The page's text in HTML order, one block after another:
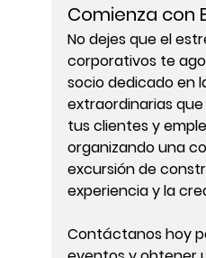
Comienza con
No dejes que el
corporativos te
socio dedicado en
extraordinarias
tus clientes y
organizando una
excursión de
experiencia y la
Contáctanos hoy